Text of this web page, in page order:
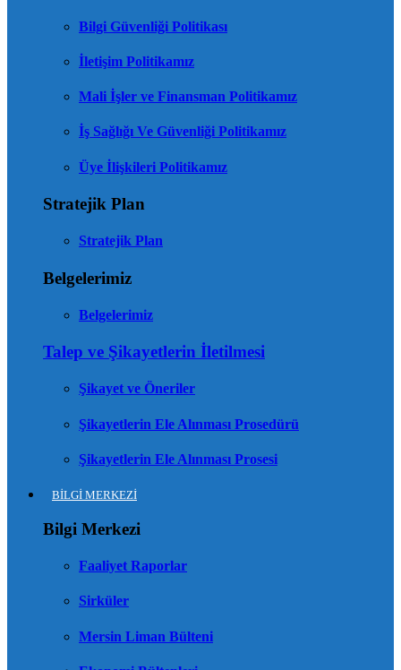
Bilgi Güvenliği Politikası
İletişim Politikamız
Mali İşler ve Finansman Politikamız
İş Sağlığı Ve Güvenliği Politikamız
Üye İlişkileri Politikamız
Stratejik Plan
Stratejik Plan
Belgelerimiz
Belgelerimiz
Talep ve Şikayetlerin İletilmesi
Şikayet ve Öneriler
Şikayetlerin Ele Alınması Prosedürü
Şikayetlerin Ele Alınması Prosesi
BİLGİ MERKEZİ
Bilgi Merkezi
Faaliyet Raporlar
Sirküler
Mersin Liman Bülteni